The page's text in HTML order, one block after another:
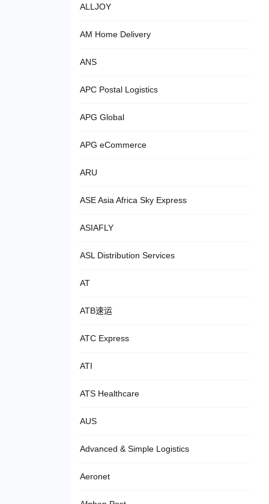
ALLJOY
AM Home Delivery
ANS
APC Postal Logistics
APG Global
APG eCommerce
ARU
ASE Asia Africa Sky Express
ASIAFLY
ASL Distribution Services
AT
ATB速运
ATC Express
ATI
ATS Healthcare
AUS
Advanced & Simple Logistics
Aeronet